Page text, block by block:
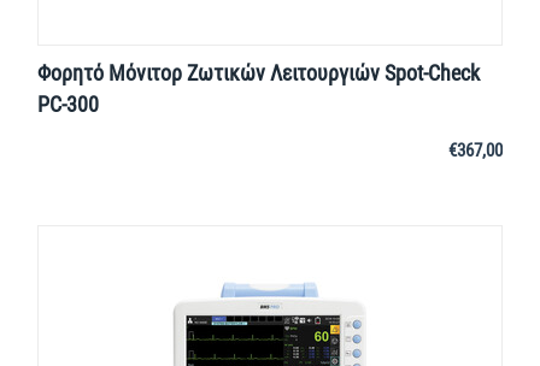
Φορητό Μόνιτορ Ζωτικών Λειτουργιών Spot-Check
PC-300
€367,00